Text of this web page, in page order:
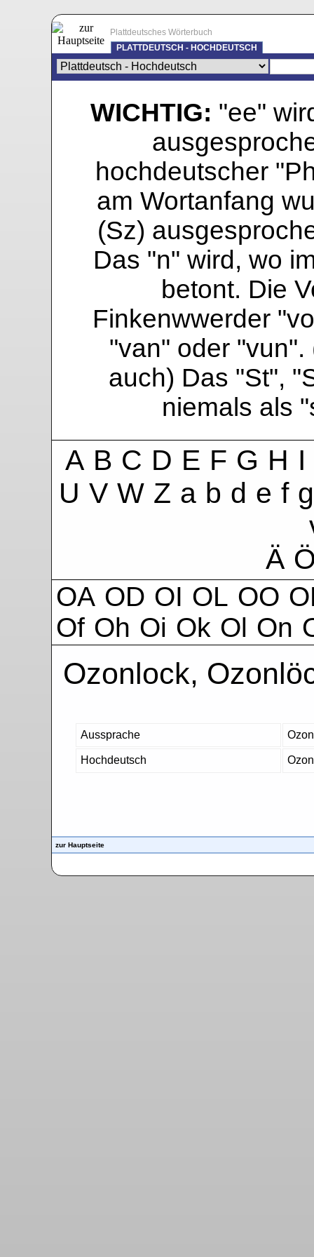
Plattdeutsches Wörterbuch
PLATTDEUTSCH - HOCHDEUTSCH
WICHTIG: "ee"
hochdeutscher
am Wortanfang
(Sz)
Das "n" wird, wo
betont. Die
Finkenwwerder
"van" oder "vun".
auch) Das "St",
niemals als
A B C D E F G H I
U V W Z a b d e f g
Ä
OA OD OI OL OO
Of Oh Oi Ok Ol On
Ozonlock,
Aussprache
Hochdeutsch
zur Hauptseite